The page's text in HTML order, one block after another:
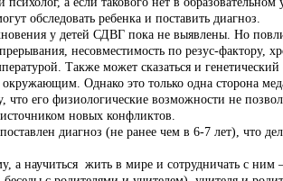
обследовать ребенка и поставить диагноз.
у детей СДВГ пока не выявлены. Но
несовместимость по резус-фактору,
Также может сказаться и генетический
Однако это только одна сторона
его физиологические возможности не
новых конфликтов.
диагноз (не ранее чем в 6-7 лет), что
жить в мире и сотрудничать с ним –